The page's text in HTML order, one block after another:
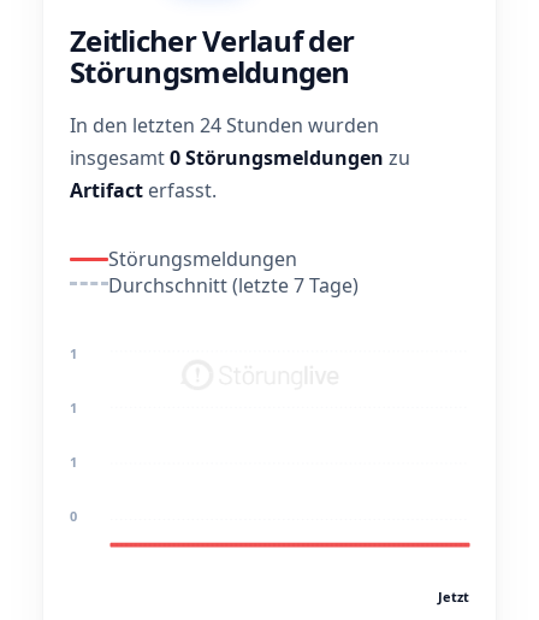
Zeitlicher Verlauf der
Störungsmeldungen
In den letzten 24 Stunden wurden
insgesamt0 Störungsmeldungen zu
Artifact erfasst.
Störungsmeldungen
Durchschnitt (letzte 7 Tage)
1
1
1
0
Jetzt